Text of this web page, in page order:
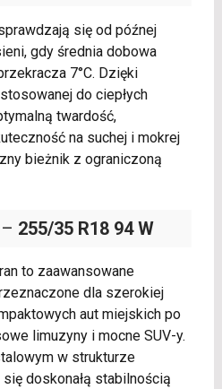
się od późnej
gdy średnia dobowa
7°C. Dzięki
do ciepłych
twardość,
na suchej i mokrej
bieżnik z ograniczoną
255/35 R18 94 W
to zaawansowane
dla szerokiej
aut miejskich po
limuzyny i mocne SUV-y.
w strukturze
doskonałą stabilnością